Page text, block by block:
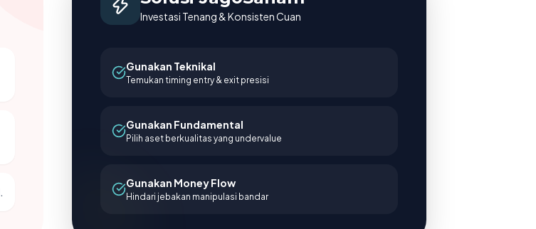
Investasi Tenang & Konsisten Cuan
Gunakan Teknikal
Temukan timing entry & exit presisi
Gunakan Fundamental
Pilih aset berkualitas yang undervalue
Gunakan Money Flow
Hindari jebakan manipulasi bandar